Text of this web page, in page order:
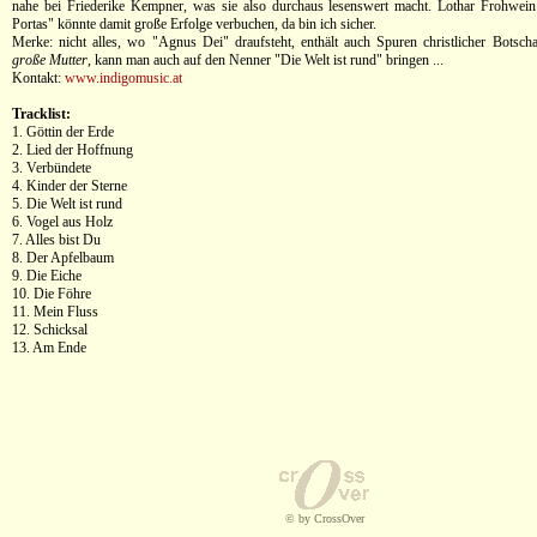
nahe bei Friederike Kempner, was sie also durchaus lesenswert macht. Lothar
Portas" könnte damit große Erfolge verbuchen, da bin ich sicher.
Merke: nicht alles, wo "Agnus Dei" draufsteht, enthält auch Spuren christlicher
große Mutter, kann man auch auf den Nenner "Die Welt ist rund" bringen ...
Kontakt: www.indigomusic.at
Tracklist:
1. Göttin der Erde
2. Lied der Hoffnung
3. Verbündete
4. Kinder der Sterne
5. Die Welt ist rund
6. Vogel aus Holz
7. Alles bist Du
8. Der Apfelbaum
9. Die Eiche
10. Die Föhre
11. Mein Fluss
12. Schicksal
13. Am Ende
© by CrossOver